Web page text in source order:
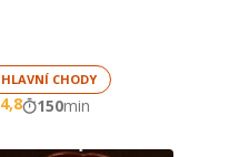
HLAVNÍ CHODY
4,8 150min